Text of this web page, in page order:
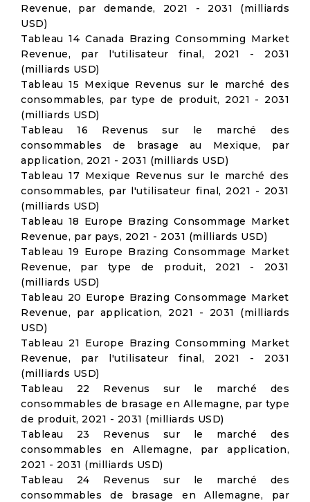
Revenue, par demande, 2021 - 2031 (milliards
USD)
Tableau 14 Canada Brazing Consomming Market
Revenue, par l'utilisateur final, 2021 - 2031
(milliards USD)
Tableau 15 Mexique Revenus sur le marché des
consommables, par type de produit, 2021 - 2031
(milliards USD)
Tableau 16 Revenus sur le marché des
consommables de brasage au Mexique, par
application, 2021 - 2031 (milliards USD)
Tableau 17 Mexique Revenus sur le marché des
consommables, par l'utilisateur final, 2021 - 2031
(milliards USD)
Tableau 18 Europe Brazing Consommage Market
Revenue, par pays, 2021 - 2031 (milliards USD)
Tableau 19 Europe Brazing Consommage Market
Revenue, par type de produit, 2021 - 2031
(milliards USD)
Tableau 20 Europe Brazing Consommage Market
Revenue, par application, 2021 - 2031 (milliards
USD)
Tableau 21 Europe Brazing Consomming Market
Revenue, par l'utilisateur final, 2021 - 2031
(milliards USD)
Tableau 22 Revenus sur le marché des
consommables de brasage en Allemagne, par type
de produit, 2021 - 2031 (milliards USD)
Tableau 23 Revenus sur le marché des
consommables en Allemagne, par application,
2021 - 2031 (milliards USD)
Tableau 24 Revenus sur le marché des
consommables de brasage en Allemagne, par